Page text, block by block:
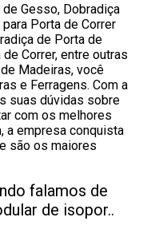
Gesso, Dobradiça
Porta de Correr
de Porta de
Correr, entre outras
Madeiras, você
e Ferragens. Com a
suas dúvidas sobre
com os melhores
a empresa conquista
são os maiores
falamos de
de isopor..